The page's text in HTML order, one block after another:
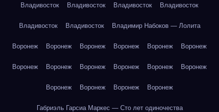
Владивосток Владивосток Владивосток Владивосток
Владивосток Владивосток Владимир Набоков — Лолита
Воронеж Воронеж Воронеж Воронеж Воронеж Воронеж
Воронеж Воронеж Воронеж Воронеж Воронеж Воронеж
Воронеж Воронеж Воронеж Воронеж
Габриэль Гарсиа Маркес — Сто лет одиночества